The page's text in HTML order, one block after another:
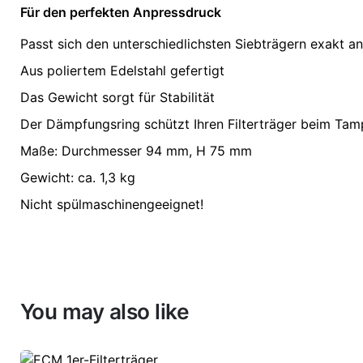
Für den perfekten Anpressdruck
Passt sich den unterschiedlichsten Siebträgern exakt an
Aus poliertem Edelstahl gefertigt
Das Gewicht sorgt für Stabilität
Der Dämpfungsring schützt Ihren Filterträger beim
Maße: Durchmesser 94 mm, H 75 mm
Gewicht: ca. 1,3 kg
Nicht spülmaschinengeeignet!
You may also like